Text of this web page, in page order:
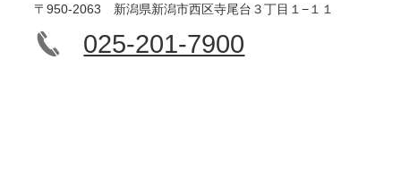
〒950-2063 新潟県新潟市西区寺尾台３丁目１−１１
025-201-7900